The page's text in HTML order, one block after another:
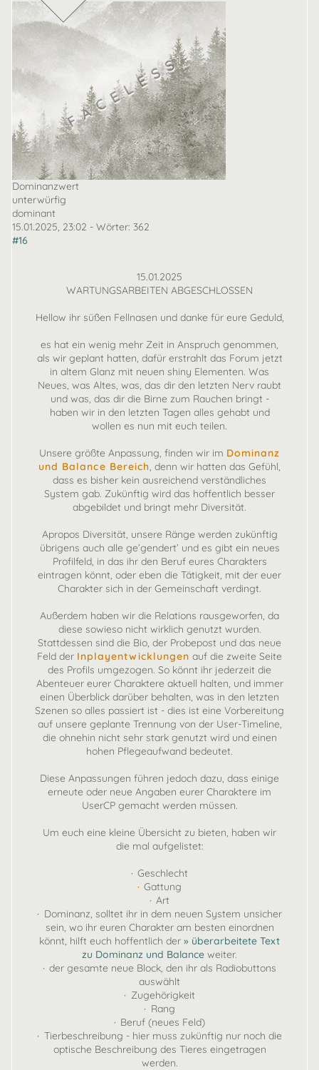
Dominanzwert
unterwürfig
dominant
15.01.2025, 23:02 - Wörter: 362
#16
15.01.2025
WARTUNGSARBEITEN ABGESCHLOSSEN
Hellow ihr süßen Fellnasen und danke für eure Geduld,
es hat ein wenig mehr Zeit in Anspruch genommen,
als wir geplant hatten, dafür erstrahlt das Forum jetzt
in altem Glanz mit neuen shiny Elementen. Was
Neues, was Altes, was, das dir den letzten Nerv raubt
und was, das dir die Birne zum Rauchen bringt -
haben wir in den letzten Tagen alles gehabt und
wollen es nun mit euch teilen.
Unsere größte Anpassung, finden wir im Dominanz
und Balance Bereich, denn wir hatten das Gefühl,
dass es bisher kein ausreichend verständliches
System gab. Zukünftig wird das hoffentlich besser
abgebildet und bringt mehr Diversität.
Apropos Diversität, unsere Ränge werden zukünftig
übrigens auch alle ge’gendert’ und es gibt ein neues
Profilfeld, in das ihr den Beruf eures Charakters
eintragen könnt, oder eben die Tätigkeit, mit der euer
Charakter sich in der Gemeinschaft verdingt.
Außerdem haben wir die Relations rausgeworfen, da
diese sowieso nicht wirklich genutzt wurden.
Stattdessen sind die Bio, der Probepost und das neue
Feld der Inplayentwicklungen auf die zweite Seite
des Profils umgezogen. So könnt ihr jederzeit die
Abenteuer eurer Charaktere aktuell halten, und immer
einen Überblick darüber behalten, was in den letzten
Szenen so alles passiert ist - dies ist eine Vorbereitung
auf unsere geplante Trennung von der User-Timeline,
die ohnehin nicht sehr stark genutzt wird und einen
hohen Pflegeaufwand bedeutet.
Diese Anpassungen führen jedoch dazu, dass einige
erneute oder neue Angaben eurer Charaktere im
UserCP gemacht werden müssen.
Um euch eine kleine Übersicht zu bieten, haben wir
die mal aufgelistet:
·Geschlecht
·Gattung
·Art
· Dominanz, solltet ihr in dem neuen System unsicher
sein, wo ihr euren Charakter am besten einordnen
könnt, hilft euch hoffentlich der » überarbeitete Text
zu Dominanz und Balance weiter.
·der gesamte neue Block, den ihr als Radiobuttons
auswählt
· Zugehörigkeit
· Rang
· Beruf (neues Feld)
· Tierbeschreibung - hier muss zukünftig nur noch die
optische Beschreibung des Tieres eingetragen
werden.